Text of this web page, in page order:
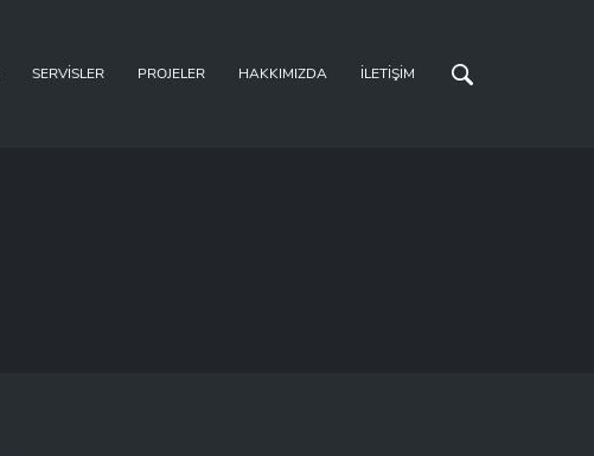
SERVISLER PROJELER HAKKIMIZDA İLETIŞIM